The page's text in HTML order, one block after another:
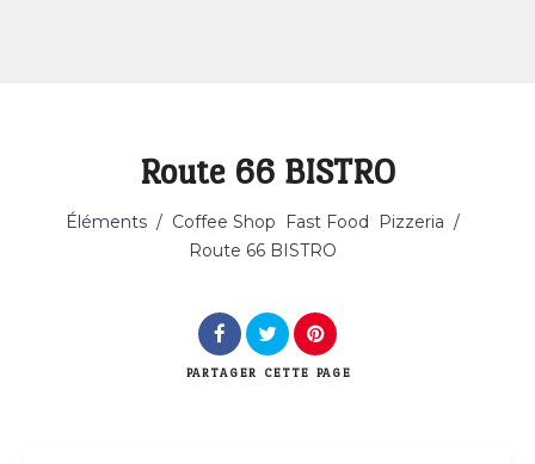
Catégorie
Route 66 BISTRO
Éléments / Coffee Shop Fast Food Pizzeria /
Route 66 BISTRO
PARTAGER CETTE PAGE